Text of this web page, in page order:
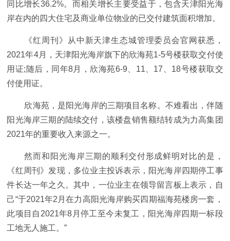
同比增长36.2%。而相关增长主要受益于，包含天津阳光海
岸在内的四大住宅及商业单位物业的已交付建筑面积增加。
《红周刊》从中新天津生态城管理委员会官网获悉，
2021年4月，天津阳光海岸旗下的欣海苑1-5号楼获取交付使
用证;随后，同年8月，欣海苑6-9、11、17、18号楼获取交
付使用证。
欣海苑，是阳光海岸的三期项目名称。不难看出，伴随
阳光海岸三期的陆续交付，该楼盘销售额结转成为力高集团
2021年的重要收入来源之一。
然而和阳光海岸三期的顺利交付形成鲜明对比的是，
《红周刊》发现，多位业主投诉表示，阳光海岸四期停工事
件长达一年之久。其中，一位业主在领导留言板上表示，自
己“于2021年2月在力高阳光海岸购买四期福海苑楼房一套，
此项目自2021年8月停工至今未复工，阳光海岸四期一标段
工地无人施工。”